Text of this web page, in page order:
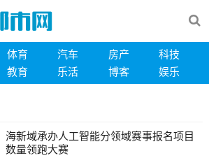
体育 汽车 房产
科技
教育 乐活 博客 娱乐
海新域承办人工智能分领域赛事报名项目
数量领跑大赛